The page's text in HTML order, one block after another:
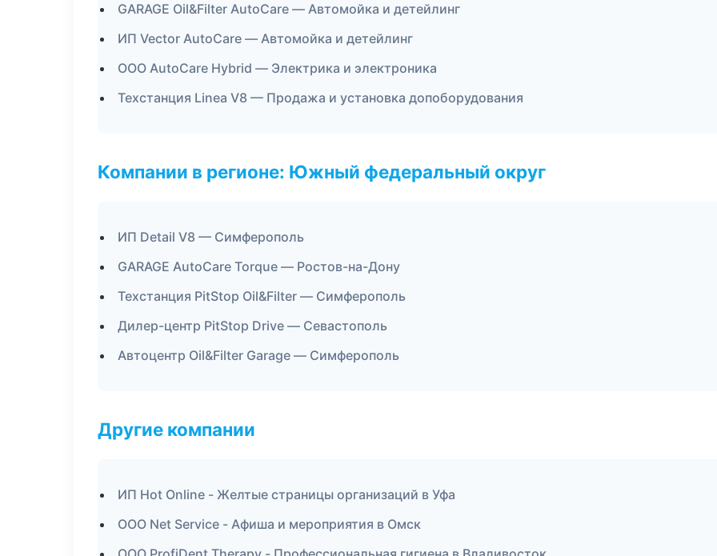
GARAGE Oil&Filter AutoCare — Автомойка и детейлинг
ИП Vector AutoCare — Автомойка и детейлинг
ООО AutoCare Hybrid — Электрика и электроника
Техстанция Linea V8 — Продажа и установка допоборудования
Компании в регионе: Южный федеральный округ
ИП Detail V8 — Симферополь
GARAGE AutoCare Torque — Ростов-на-Дону
Техстанция PitStop Oil&Filter — Симферополь
Дилер-центр PitStop Drive — Севастополь
Автоцентр Oil&Filter Garage — Симферополь
Другие компании
ИП Hot Online - Желтые страницы организаций в Уфа
ООО Net Service - Афиша и мероприятия в Омск